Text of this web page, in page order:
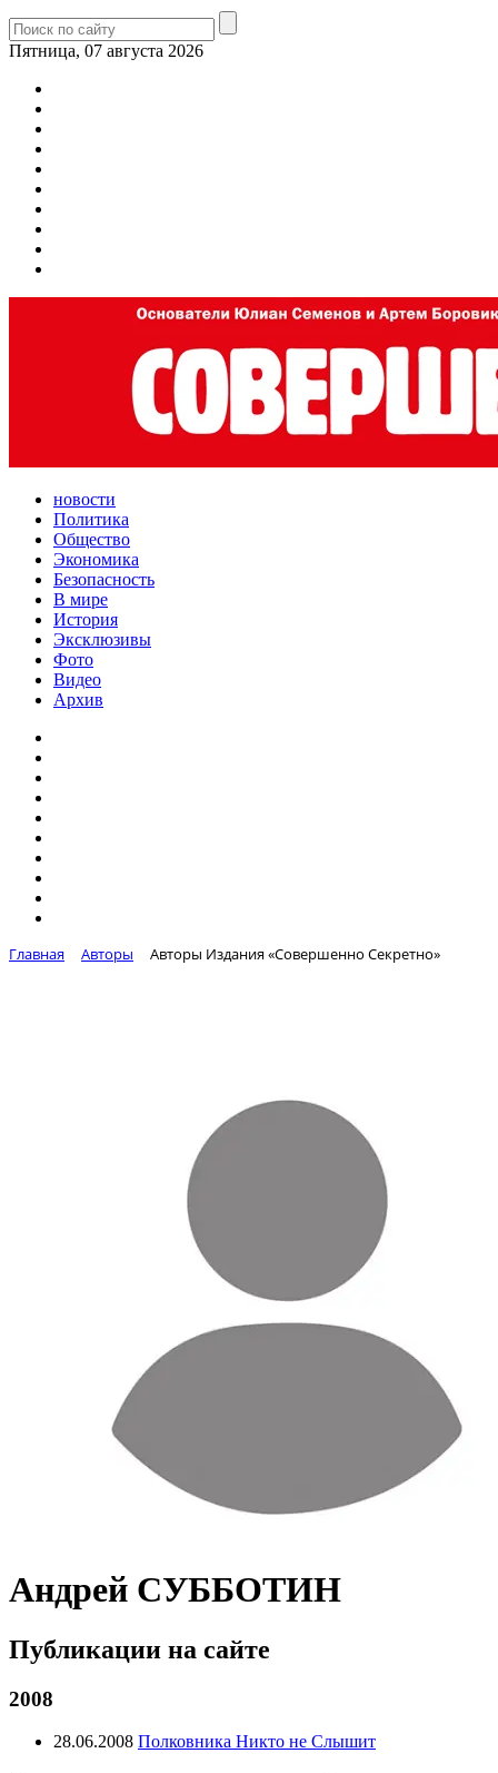
Пятница, 07 августа 2026
новости
Политика
Общество
Экономика
Безопасность
В мире
История
Эксклюзивы
Фото
Видео
Архив
Главная Авторы Авторы Издания «Совершенно Секретно»
Андрей СУББОТИН
Публикации на сайте
2008
28.06.2008 Полковника Никто не Слышит